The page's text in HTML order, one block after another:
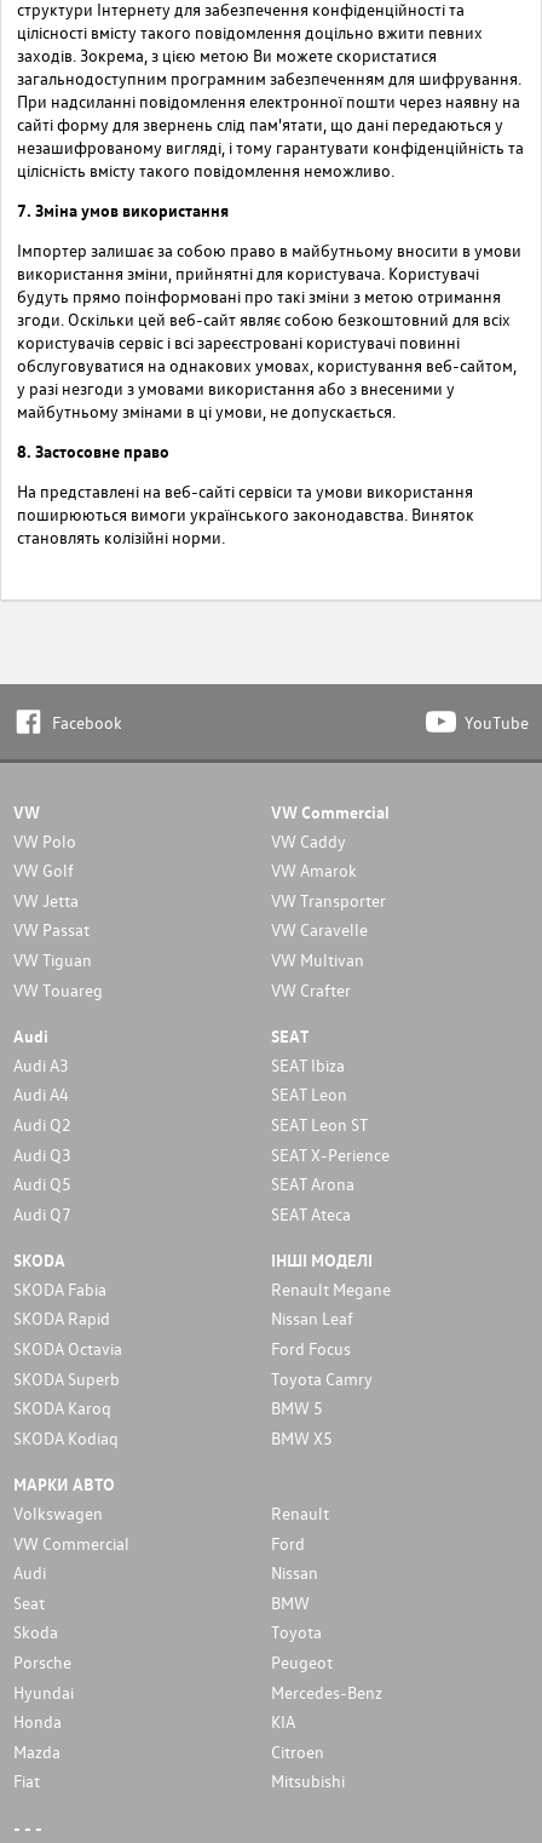
структури Інтернету для забезпечення конфіденційності та
цілісності вмісту такого повідомлення доцільно вжити певних
заходів. Зокрема, з цією метою Ви можете скористатися
загальнодоступним програмним забезпеченням для шифрування.
При надсиланні повідомлення електронної пошти через наявну на
сайті форму для звернень слід пам'ятати, що дані передаються у
незашифрованому вигляді, і тому гарантувати конфіденційність та
цілісність вмісту такого повідомлення неможливо.
7. Зміна умов використання
Імпортер залишає за собою право в майбутньому вносити в умови
використання зміни, прийнятні для користувача. Користувачі
будуть прямо поінформовані про такі зміни з метою отримання
згоди. Оскільки цей веб-сайт являє собою безкоштовний для всіх
користувачів сервіс і всі зареєстровані користувачі повинні
обслуговуватися на однакових умовах, користування веб-сайтом,
у разі незгоди з умовами використання або з внесеними у
майбутньому змінами в ці умови, не допускається.
8. Застосовне право
На представлені на веб-сайті сервіси та умови використання
поширюються вимоги українського законодавства. Виняток
становлять колізійні норми.
Facebook YouTube
VW
VW Polo
VW Golf
VW Jetta
VW Passat
VW Tiguan
VW Touareg
VW Commercial
VW Caddy
VW Amarok
VW Transporter
VW Caravelle
VW Multivan
VW Crafter
Audi
Audi A3
Audi A4
Audi Q2
Audi Q3
Audi Q5
Audi Q7
SEAT
SEAT Ibiza
SEAT Leon
SEAT Leon ST
SEAT X-Perience
SEAT Arona
SEAT Ateca
SKODA
SKODA Fabia
SKODA Rapid
SKODA Octavia
SKODA Superb
SKODA Karoq
SKODA Kodiaq
ІНШІ МОДЕЛІ
Renault Megane
Nissan Leaf
Ford Focus
Toyota Camry
BMW 5
BMW X5
МАРКИ АВТО
Volkswagen
Renault
VW Commercial
Ford
Audi
Nissan
Seat
BMW
Skoda
Toyota
Porsche
Peugeot
Hyundai
Mercedes-Benz
Honda
KIA
Mazda
Citroen
Fiat
Mitsubishi
- - -